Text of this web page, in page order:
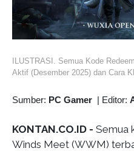
ILUSTRASI. Semua Kode
Aktif (Desember 2025) dan Cara
Sumber: PC Gamer | Editor:
KONTAN.CO.ID - Semua
Winds Meet (WWM)